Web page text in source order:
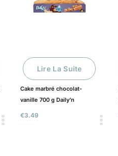
€3.49
Cake marbré chocolat-
vanille 700 g Daily’n
Lire La Suite